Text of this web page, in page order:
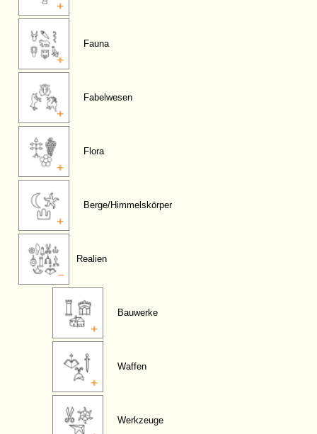
Fauna
Fabelwesen
Flora
Berge/Himmelskörper
Realien
Bauwerke
Waffen
Werkzeuge